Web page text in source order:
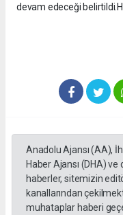
devam edeceği
Anadolu Ajansı (AA),
Haber Ajansı (DHA)
haberler, sitemizin
kanallarından
muhataplar haberi